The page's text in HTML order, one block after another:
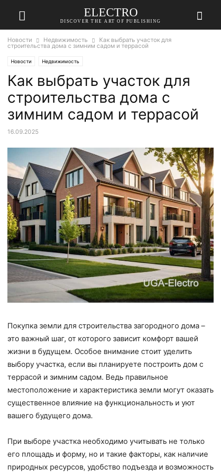
ELECTRO
DISCOVER THE ART OF PUBLISHING
Новости Недвижимость
Как выбрать участок для
строительства дома с зимним садом и террасой
Новости Недвижимость
Как выбрать участок для
строительства дома с
зимним садом и террасой
16.09.2025
Покупка земли для строительства загородного дома –
это важный шаг, от которого зависит комфорт вашей
жизни в будущем. Особое внимание стоит уделить
выбору участка, если вы планируете построить дом с
террасой и зимним садом. Ведь правильное
местоположение и характеристика земли могут оказать
существенное влияние на функциональность и уют
вашего будущего дома.
При выборе участка необходимо учитывать не только
его площадь и форму, но и такие факторы, как наличие
природных ресурсов, удобство подъезда и возможность